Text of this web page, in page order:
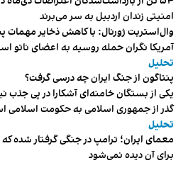
امنیتی زندان اردبیل به سر می‌برند
وال‌استریت ژورنال: با کاهش ذخایر مهمات
آمریکا نگران حمله روسیه به اعضای ناتو‌
تحلیل
پنتاگون از جنگ ایران چه درسی گرفت؟
یکی از بستگان خامنه‌ای آشکارا در پی جذب
گذر از جمهوری اسلامی به حکومت اسلامی
تحلیل
معمای ایران؛ ترامپ در جنگی گرفتار شده
برای آن دیده نمی‌شود